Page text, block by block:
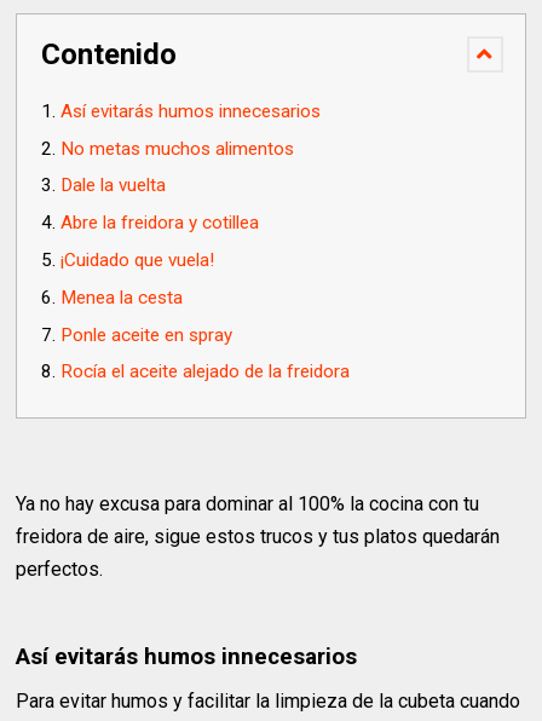
Contenido
Así evitarás humos innecesarios
No metas muchos alimentos
Dale la vuelta
Abre la freidora y cotillea
¡Cuidado que vuela!
Menea la cesta
Ponle aceite en spray
Rocía el aceite alejado de la freidora
Ya no hay excusa para dominar al 100% la cocina con tu
freidora de aire, sigue estos trucos y tus platos quedarán
perfectos.
Así evitarás humos innecesarios
Para evitar humos y facilitar la limpieza de la cubeta cuando